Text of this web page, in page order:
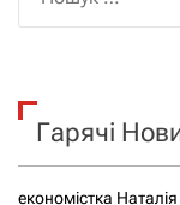
к
Гарячі
економістка